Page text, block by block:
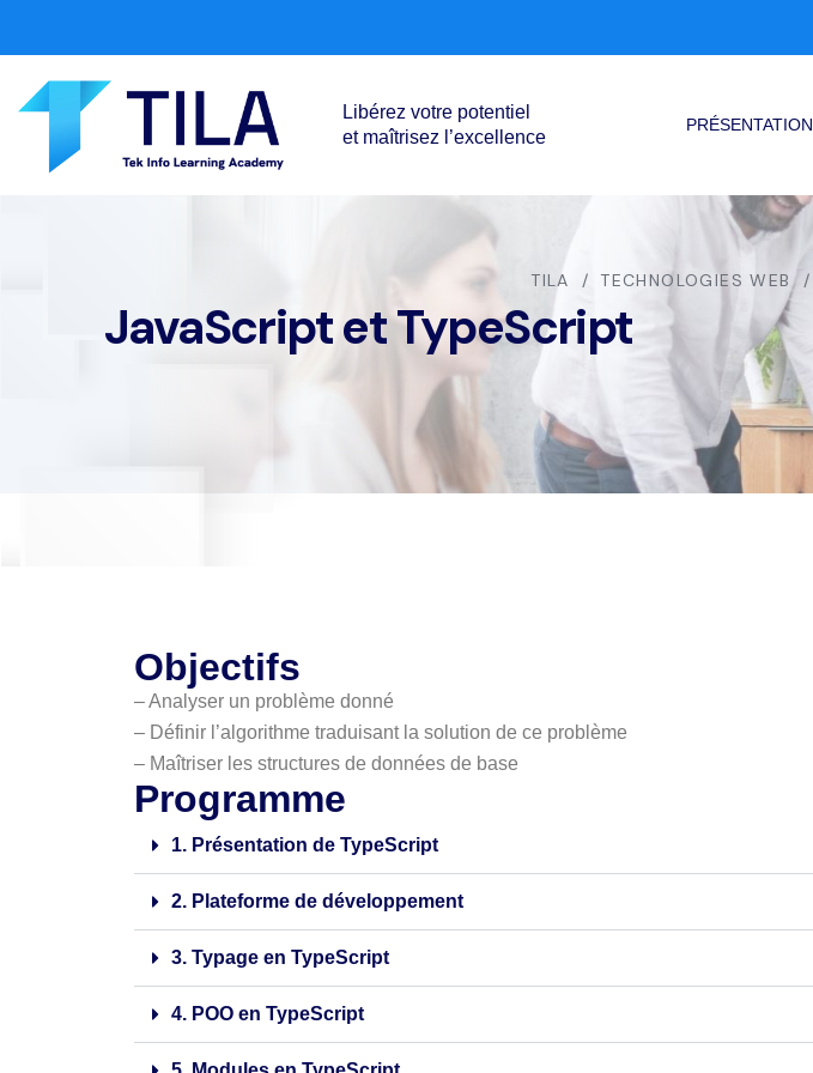
Libérez votre potentiel
et maîtrisez l’excellence
PRÉSENTATION
TILA TECHNOLOGIES WEB
JavaScript et TypeScript
Objectifs
– Analyser un problème donné
– Définir l’algorithme traduisant la solution de ce problème
– Maîtriser les structures de données de base
Programme
1. Présentation de TypeScript
2. Plateforme de développement
3. Typage en TypeScript
4. POO en TypeScript